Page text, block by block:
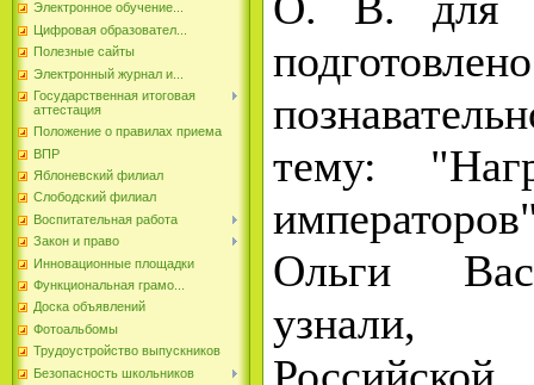
Электронное обучение...
Цифровая образовател...
Полезные сайты
Электронный журнал и...
Государственная итоговая
аттестация
Положение о правилах приема
ВПР
Яблоневский филиал
Слободский филиал
Воспитательная работа
Закон и право
Инновационные площадки
Функциональная грамо...
Доска объявлений
Фотоальбомы
Трудоустройство выпускников
Безопасность школьников
тему:
Ольги
узнали,